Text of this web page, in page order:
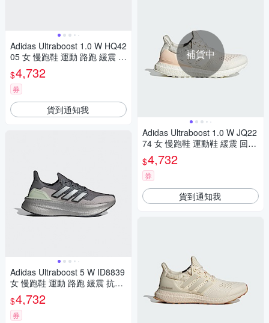
Adidas Ultraboost 1.0 W HQ42
05 女 慢跑鞋 運動 路跑 緩震 彈
力 襪套式 包覆 灰白
$4,732
券
貨到通知我
Adidas Ultraboost 5 W ID8839
女 慢跑鞋 運動 路跑 緩震 抗扭
耐磨 愛迪達 灰銀
$4,732
券
補貨中
Adidas Ultraboost 1.0 W JQ22
74 女 慢跑鞋 運動鞋 緩震 回彈
馬牌輪胎大底 白 粉橘
$4,732
券
貨到通知我